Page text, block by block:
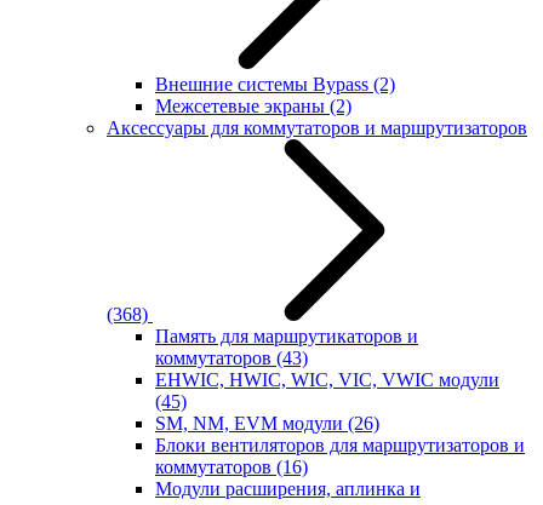
Внешние системы Bypass (2)
Межсетевые экраны (2)
Аксессуары для коммутаторов и маршрутизаторов
(368)
Память для маршрутикаторов и
коммутаторов (43)
EHWIC, HWIC, WIC, VIC, VWIC модули
(45)
SM, NM, EVM модули (26)
Блоки вентиляторов для маршрутизаторов и
коммутаторов (16)
Модули расширения, аплинка и